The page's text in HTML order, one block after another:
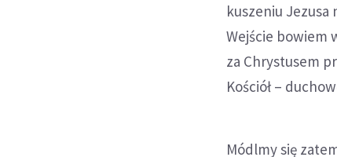
kuszeniu Jezusa
Wejście bowiem
za Chrystusem
Kościół –
Módlmy się